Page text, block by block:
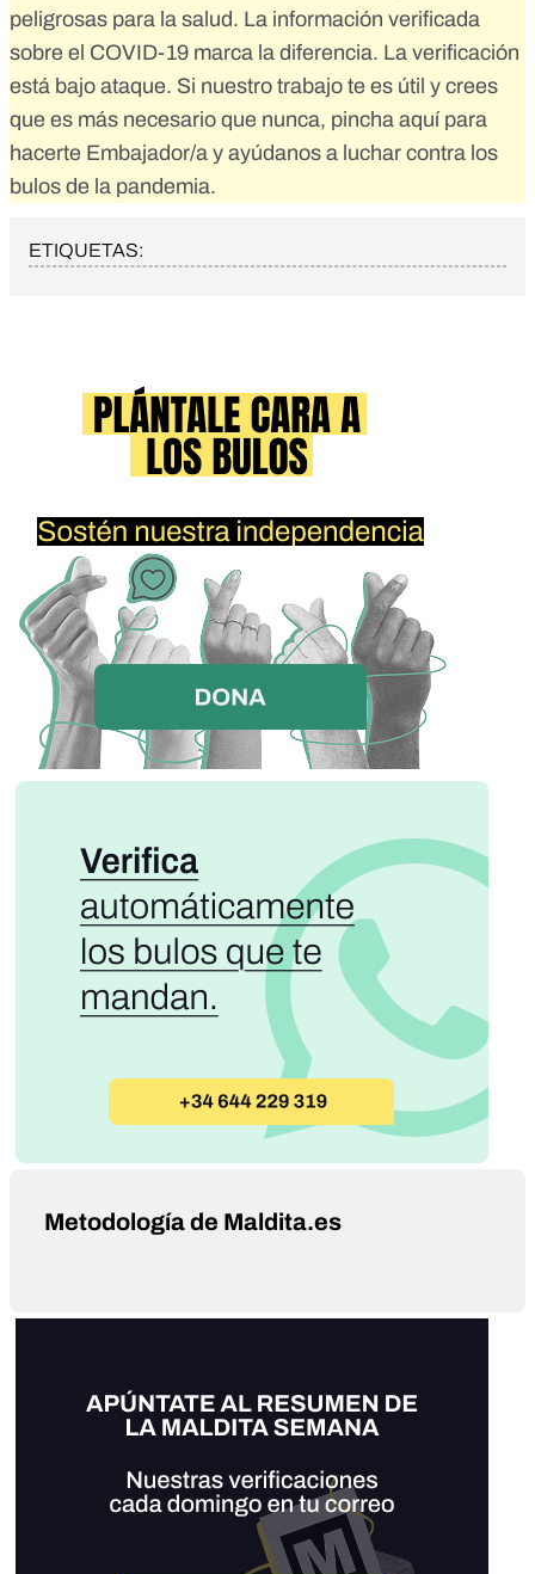
peligrosas para la salud. La información verificada
sobre el COVID-19 marca la diferencia. La verificación
está bajo ataque. Si nuestro trabajo te es útil y crees
que es más necesario que nunca, pincha aquí para
hacerte Embajador/a y ayúdanos a luchar contra los
bulos de la pandemia.
ETIQUETAS:
Metodología de Maldita.es